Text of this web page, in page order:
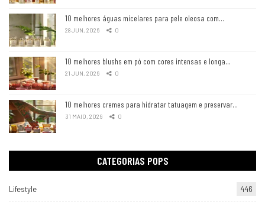
10 melhores águas micelares para pele oleosa com…
28 JUN, 2026 0
10 melhores blushs em pó com cores intensas e longa…
21 JUN, 2026 0
10 melhores cremes para hidratar tatuagem e preservar…
31 MAIO, 2026 0
CATEGORIAS POPS
Lifestyle 446